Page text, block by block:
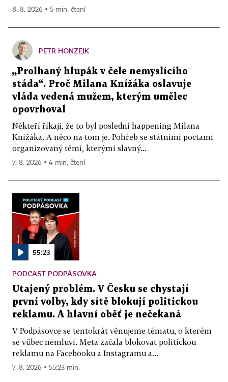
8. 8. 2026 ▪ 5 min. čtení
PETR HONZEJK
„Prolhaný hlupák v čele nemyslícího
stáda“. Proč Milana Knížáka oslavuje
vláda vedená mužem, kterým umělec
opovrhoval
Někteří říkají, že to byl poslední happening Milana
Knížáka. A něco na tom je. Pohřeb se státními poctami
organizovaný těmi, kterými slavný...
7. 8. 2026 ▪ 4 min. čtení
55:23
PODCAST PODPÁSOVKA
Utajený problém. V Česku se chystají
první volby, kdy sítě blokují politickou
reklamu. A hlavní oběť je nečekaná
V Podpásovce se tentokrát věnujeme tématu, o kterém
se vůbec nemluví. Meta začala blokovat politickou
reklamu na Facebooku a Instagramu a...
7. 8. 2026 ▪ 55:23 min.